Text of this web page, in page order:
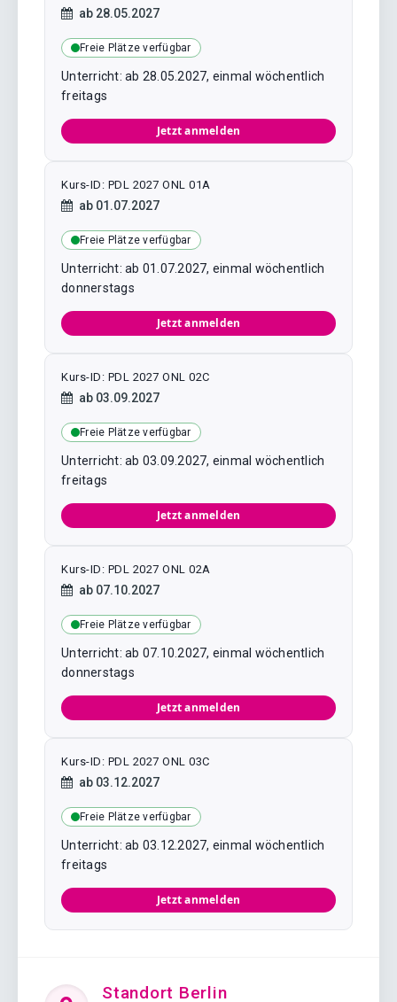
Kursstart:
ab 28.05.2027
Freie Plätze verfügbar
Unterricht: ab 28.05.2027, einmal wöchentlich
freitags
Jetzt anmelden
Kurs-ID: PDL 2027 ONL 01A
Kursstart:
ab 01.07.2027
Freie Plätze verfügbar
Unterricht: ab 01.07.2027, einmal wöchentlich
donnerstags
Jetzt anmelden
Kurs-ID: PDL 2027 ONL 02C
Kursstart:
ab 03.09.2027
Freie Plätze verfügbar
Unterricht: ab 03.09.2027, einmal wöchentlich
freitags
Jetzt anmelden
Kurs-ID: PDL 2027 ONL 02A
Kursstart:
ab 07.10.2027
Freie Plätze verfügbar
Unterricht: ab 07.10.2027, einmal wöchentlich
donnerstags
Jetzt anmelden
Kurs-ID: PDL 2027 ONL 03C
Kursstart:
ab 03.12.2027
Freie Plätze verfügbar
Unterricht: ab 03.12.2027, einmal wöchentlich
freitags
Jetzt anmelden
Standort Berlin